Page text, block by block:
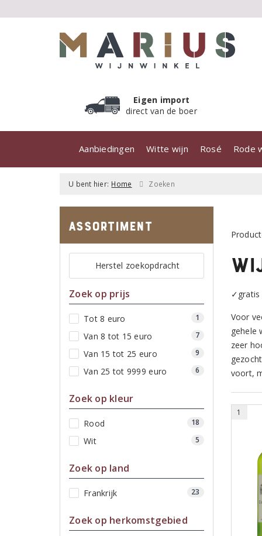
Eigen import
direct van de boer
Aanbiedingen Witte wijn Rosé Rode
U bent hier: Home Zoeken
Assortiment
Herstel zoekopdracht
Zoek op prijs
Tot 8 euro 1
Van 8 tot 15 euro 7
Van 15 tot 25 euro 9
Van 25 tot 9999 euro 6
Zoek op kleur
Rood 18
Wit 5
Zoek op land
Frankrijk 23
Zoek op herkomstgebied
✓gratis
Voor
gehele
zeer
voort,
1